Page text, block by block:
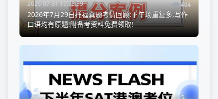
2026-07-31 19:53:39 404
2026年7月29日托福真题考情回顾:下午场重复多,写作
口语均有原题!附备考资料免费领取!